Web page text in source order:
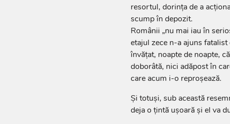
resortul, dorința de a
scump în depozit.
Românii „nu mai iau în
etajul zece n-a ajuns
învățat, noapte de noapte,
doborâtă, nici adăpost în
care acum i-o reproșează.
Și totuși, sub această
deja o țintă ușoară și el va